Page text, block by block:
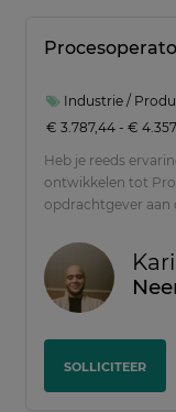
Industrie /
€ 3.787,44 - €
Heb je reeds
ontwikkelen tot
opdrachtgever aan
SOLLICITEER